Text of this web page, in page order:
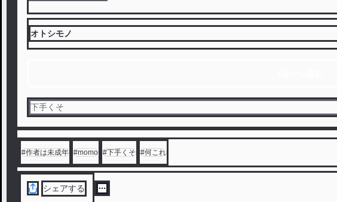
オトシモノ
下手くそ
#作者は未成年 #momo #下手くそ #何これ
シェアする